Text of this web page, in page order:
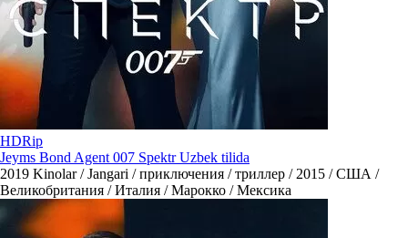
HDRip
Jeyms Bond Agent 007 Spektr Uzbek tilida
2019 Kinolar / Jangari / приключения / триллер / 2015 / США /
Великобритания / Италия / Марокко / Мексика